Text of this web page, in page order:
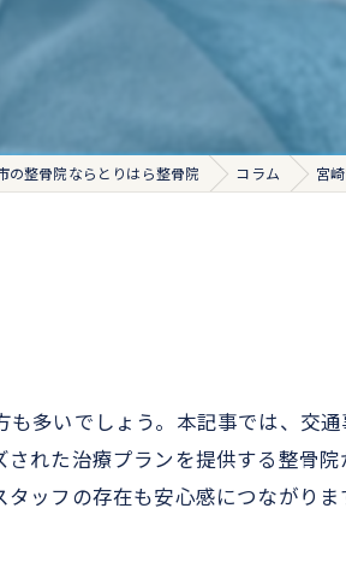
の整骨院ならとりはら整骨院 コラム 宮
多いでしょう。本記事では、交
れた治療プランを提供する整骨
ッフの存在も安心感につながりま